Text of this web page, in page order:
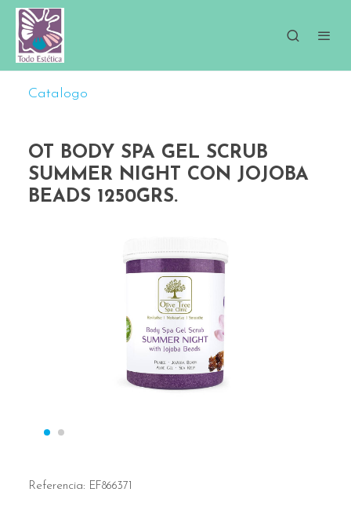
Catalogo
OT BODY SPA GEL SCRUB
SUMMER NIGHT CON JOJOBA
BEADS 1250GRS.
Referencia: EF866371